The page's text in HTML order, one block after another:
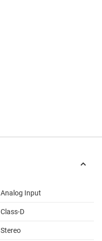
Analog Input
Class-D
Stereo